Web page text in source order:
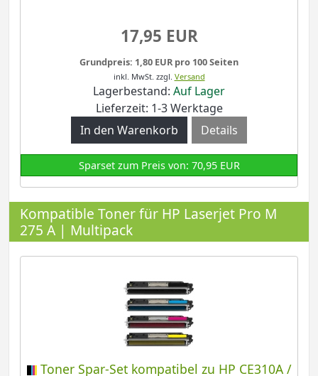
17,95 EUR
Grundpreis: 1,80 EUR pro 100 Seiten
inkl. MwSt. zzgl. Versand
Lagerbestand: Auf Lager
Lieferzeit: 1-3 Werktage
Details
Sparset zum Preis von: 70,95 EUR
Kompatible Toner für HP Laserjet Pro M
275 A | Multipack
Toner Spar-Set kompatibel zu HP CE310A /